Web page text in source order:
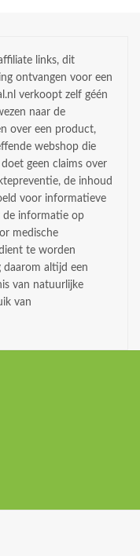
links, dit
ontvangen voor een
verkoopt zelf géén
naar de
over een product,
webshop die
geen claims over
de inhoud
voor informatieve
de informatie op
medische
te worden
daarom altijd een
van natuurlijke
van